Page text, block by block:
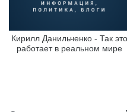
Кирилл Данильченко - Так это
работает в реальном мире